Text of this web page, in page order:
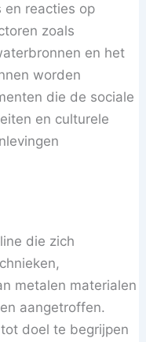
en reacties op
zoals
en het
worden
die de sociale
en culturele
die zich
metalen materialen
aangetroffen.
doel te begrijpen